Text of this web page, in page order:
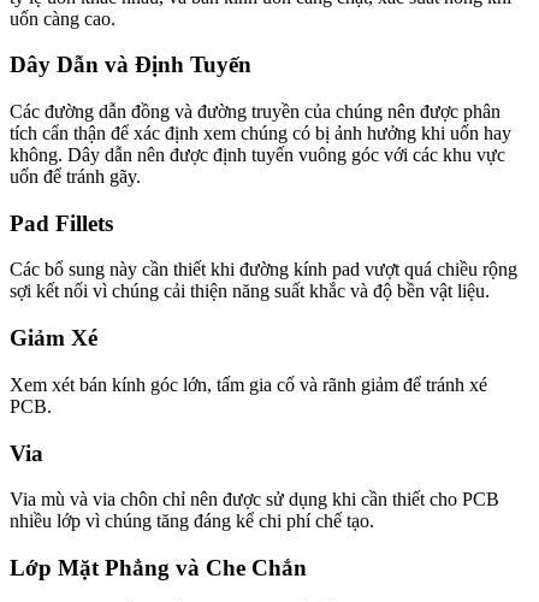
uốn càng cao.
Dây Dẫn và Định Tuyến
Các đường dẫn đồng và đường truyền của chúng nên được phân
tích cẩn thận để xác định xem chúng có bị ảnh hưởng khi uốn hay
không. Dây dẫn nên được định tuyến vuông góc với các khu vực
uốn để tránh gãy.
Pad Fillets
Các bổ sung này cần thiết khi đường kính pad vượt quá chiều rộng
sợi kết nối vì chúng cải thiện năng suất khắc và độ bền vật liệu.
Giảm Xé
Xem xét bán kính góc lớn, tấm gia cố và rãnh giảm để tránh xé
PCB.
Via
Via mù và via chôn chỉ nên được sử dụng khi cần thiết cho PCB
nhiều lớp vì chúng tăng đáng kể chi phí chế tạo.
Lớp Mặt Phẳng và Che Chắn